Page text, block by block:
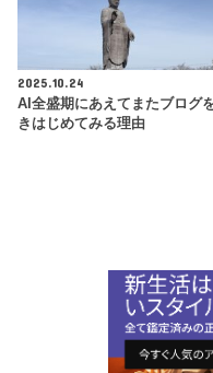
2025.10.24
AI全盛期にあえてまたブログ
きはじめてみる理由